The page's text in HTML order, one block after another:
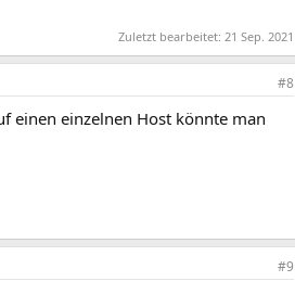
Zuletzt bearbeitet: 21 Sep. 2021
#8
einen einzelnen Host könnte man
#9